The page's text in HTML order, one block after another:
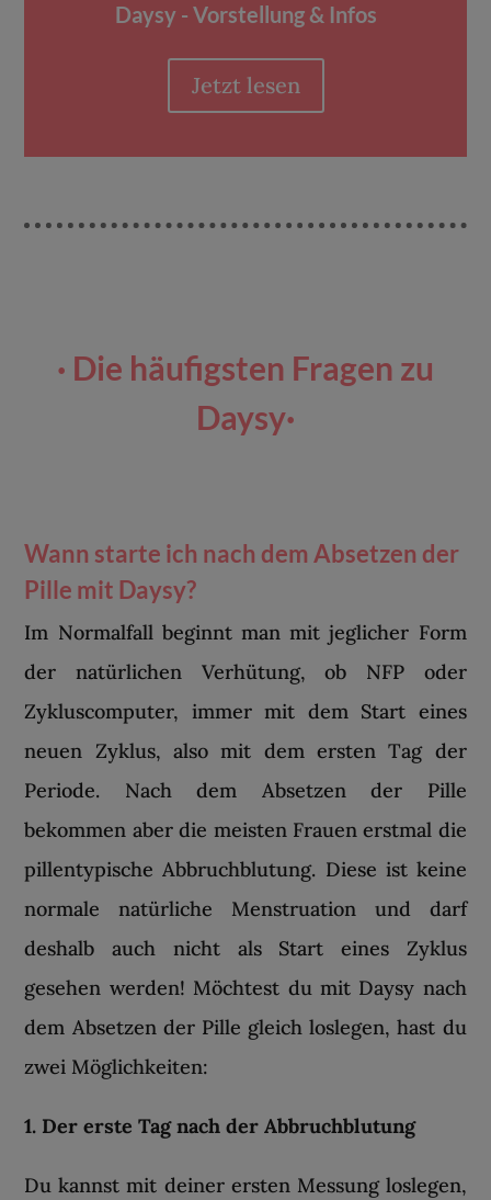
Daysy - Vorstellung & Infos
Jetzt lesen
· Die häufigsten Fragen zu
Daysy·
Wann starte ich nach dem Absetzen der
Pille mit Daysy?
Im Normalfall beginnt man mit jeglicher Form
der natürlichen Verhütung, ob NFP oder
Zykluscomputer, immer mit dem Start eines
neuen Zyklus, also mit dem ersten Tag der
Periode. Nach dem Absetzen der Pille
bekommen aber die meisten Frauen erstmal die
pillentypische Abbruchblutung. Diese ist keine
normale natürliche Menstruation und darf
deshalb auch nicht als Start eines Zyklus
gesehen werden! Möchtest du mit Daysy nach
dem Absetzen der Pille gleich loslegen, hast du
zwei Möglichkeiten:
1. Der erste Tag nach der Abbruchblutung
Du kannst mit deiner ersten Messung loslegen,